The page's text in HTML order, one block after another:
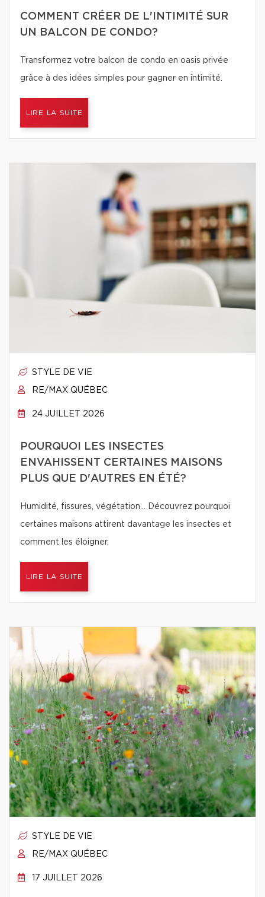
COMMENT CRÉER DE L'INTIMITÉ SUR
UN BALCON DE CONDO?
Transformez votre balcon de condo en oasis privée
grâce à des idées simples pour gagner en intimité.
LIRE LA SUITE
STYLE DE VIE
RE/MAX QUÉBEC
24 JUILLET 2026
POURQUOI LES INSECTES
ENVAHISSENT CERTAINES MAISONS
PLUS QUE D'AUTRES EN ÉTÉ?
Humidité, fissures, végétation… Découvrez pourquoi
certaines maisons attirent davantage les insectes et
comment les éloigner.
LIRE LA SUITE
STYLE DE VIE
RE/MAX QUÉBEC
17 JUILLET 2026